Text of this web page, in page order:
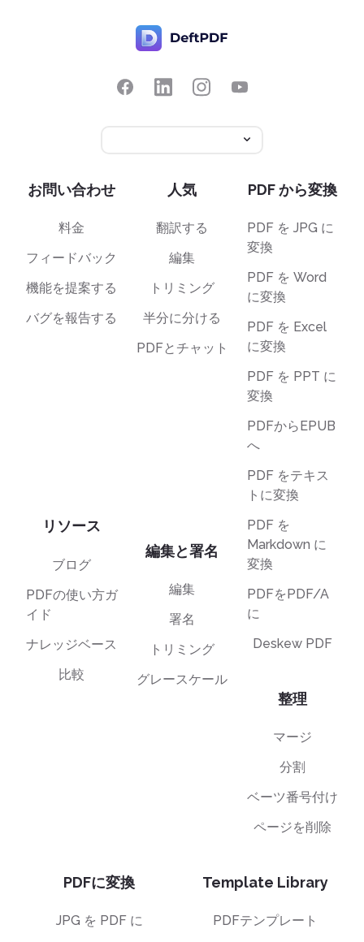
お問い合わせ
料金
フィードバック
機能を提案する
バグを報告する
リソース
ブログ
PDFの使い方ガ
イド
ナレッジベース
比較
人気
翻訳する
編集
トリミング
半分に分ける
PDFとチャット
編集と署名
編集
署名
トリミング
グレースケール
PDF から変換
PDF を JPG に
変換
PDF を Word
に変換
PDF を Excel
に変換
PDF を PPT に
変換
PDFからEPUB
へ
PDF をテキス
トに変換
PDF を
Markdown に
変換
PDFをPDF/A
に
Deskew PDF
整理
マージ
分割
ベーツ番号付け
ページを削除
PDFに変換
JPG を PDF に
Template Library
PDFテンプレート